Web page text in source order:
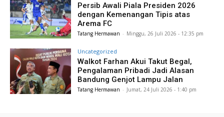
Persib Awali Piala Presiden 2026
dengan Kemenangan Tipis atas
Arema FC
Tatang Hermawan - Minggu, 26 Juli 2026 - 12:35 pm
Uncategorized
Walkot Farhan Akui Takut Begal,
Pengalaman Pribadi Jadi Alasan
Bandung Genjot Lampu Jalan
Tatang Hermawan - Jumat, 24 Juli 2026 - 1:40 pm